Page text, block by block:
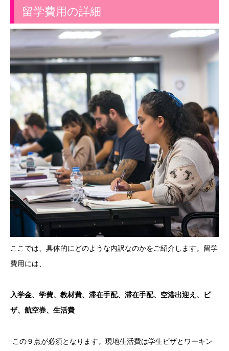
留学費用の詳細
ここでは、具体的にどのような内訳なのかをご紹介します。留学
費用には、
入学金、学費、教材費、滞在手配、滞在手配、空港出迎え、ビ
ザ、航空券、生活費
この９点が必須となります。現地生活費は学生ビザとワーキン